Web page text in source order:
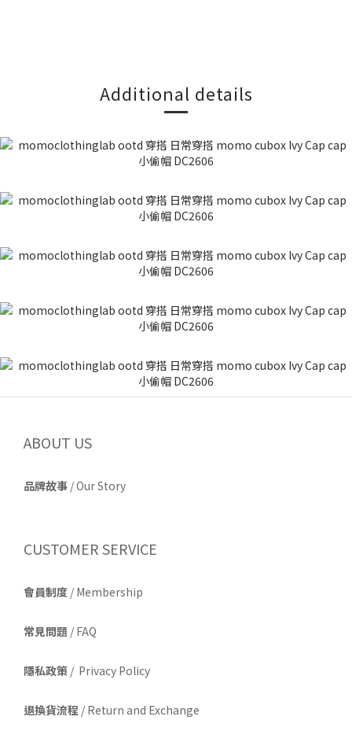
Additional details
ABOUT US
品牌故事 /Our Story
CUSTOMER SERVICE
會員制度 / Membership
常見問題 / FAQ
隱私政策 / Privacy Policy
退換貨流程 / Return and Exchange